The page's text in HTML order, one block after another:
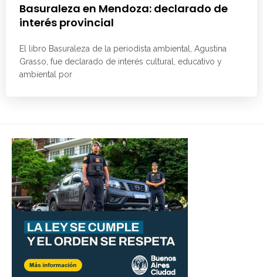
Basuraleza en Mendoza: declarado de
interés provincial
El libro Basuraleza de la periodista ambiental, Agustina
Grasso, fue declarado de interés cultural, educativo y
ambiental por